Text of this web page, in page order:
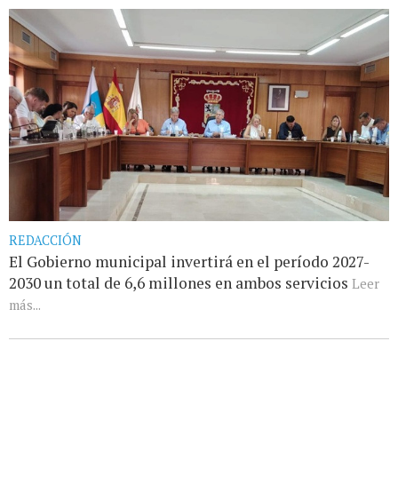
REDACCIÓN
El Gobierno municipal invertirá en el período 2027-
2030 un total de 6,6 millones en ambos servicios Leer
más...